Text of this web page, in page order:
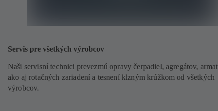
Servis pre všetkých výrobcov
Naši servisní technici prevezmú opravy čerpadiel, agregátov,
ako aj rotačných zariadení a tesnení klzným krúžkom od všetkých
výrobcov.